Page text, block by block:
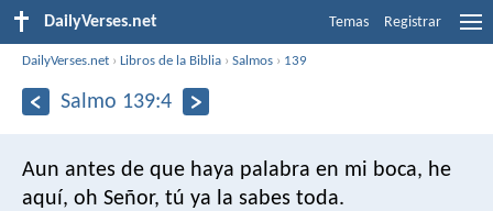
DailyVerses.net Temas Registrar
DailyVerses.net ›Libros de la Biblia ›Salmos › 139
Salmo 139:4
Aun antes de que haya palabra en mi boca, he
aquí, oh Señor, tú ya la sabes toda.